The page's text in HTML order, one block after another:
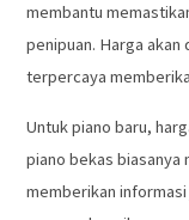
membantu
penipuan. Harga akan
terpercaya
Untuk piano baru,
piano bekas biasanya
memberikan